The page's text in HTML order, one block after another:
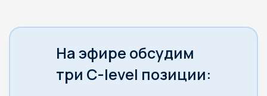
На эфире обсудим
три C-level позиции: